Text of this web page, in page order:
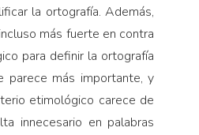
la ortografía. Además,
más fuerte en contra
para definir la ortografía
parece más importante, y
etimológico carece de
innecesario en palabras